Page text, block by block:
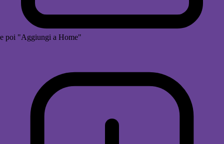
e poi "Aggiungi a Home"